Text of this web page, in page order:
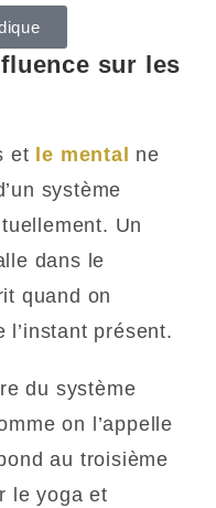
sur les
et le mental
ne
système
Un
dans le
quand on
l’instant présent.
du système
on l’appelle
au troisième
le yoga et